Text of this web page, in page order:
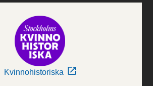
Kvinnohistoriska